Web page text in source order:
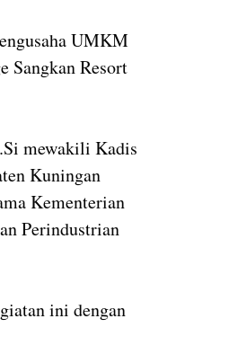
UMKM
Sangkan Resort
mewakili Kadis
Kuningan
Kementerian
Perindustrian
ini dengan